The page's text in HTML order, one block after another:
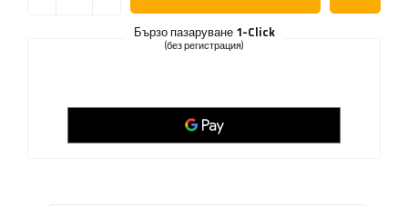
Бързо пазаруване 1-Click
(без регистрация)